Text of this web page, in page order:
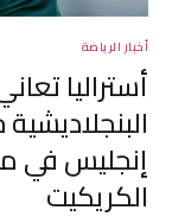
أخبار الرياضة
إنجليس في
الكريكيت